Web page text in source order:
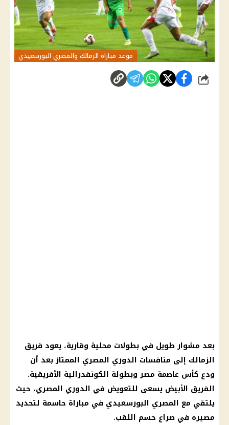
موعد مباراة الزمالك والمصري البورسعيدي
شارك
بعد مشوار طويل في بطولات محلية وقارية، يعود فريق
الزمالك إلى منافسات الدوري المصري الممتاز بعد أن
ودع كأس عاصمة مصر وبطولة الكونفدرالية الأفريقية.
الفريق الأبيض يسعى للتعويض في الدوري المصري، حيث
يلتقي مع المصري البورسعيدي في مباراة حاسمة لتحديد
مصيره في صراع حسم اللقب.